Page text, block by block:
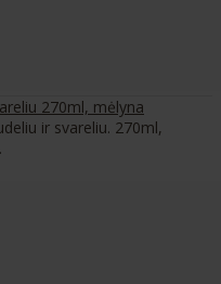
270ml, mėlyna
ir svareliu. 270ml,